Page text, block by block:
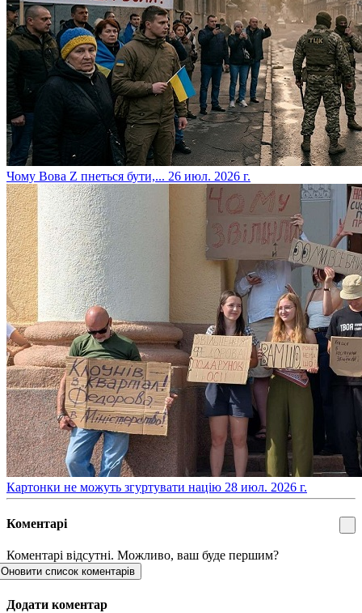
​Чому Вова Z пнеться бути,... 26 июл. 2026 г.
​Картонки не можуть згуртувати націю 28 июл. 2026 г.
Коментарі
Коментарі відсутні. Можливо, ваш буде першим?
Оновити список коментарів
Додати коментар